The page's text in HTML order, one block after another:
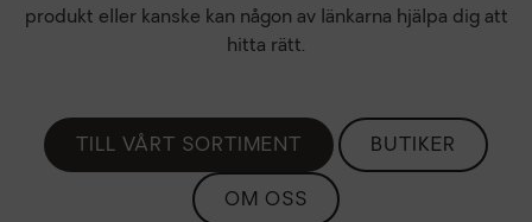
produkt eller kanske kan någon av länkarna hjälpa dig att
hitta rätt.
TILL VÅRT SORTIMENT BUTIKER
OM OSS